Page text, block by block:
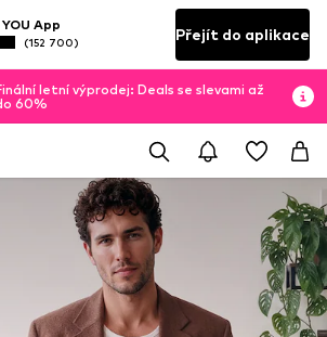
App
(152 700) Přejít do aplikace
letní výprodej: Deals se slevami až
60%